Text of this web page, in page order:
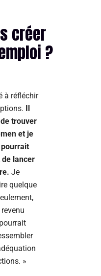
créer
?
à réfléchir
Il
trouver
et je
pourrait
lancer
Je
quelque
»